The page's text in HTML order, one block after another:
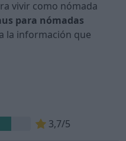
vivir como nómada
para nómadas
la información que
3,7/5